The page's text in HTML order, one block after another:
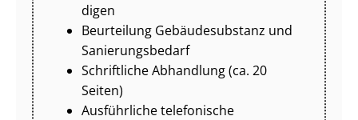
di­gen
Beurteilung Gebäudesubstanz und
Sa­nie­rungs­be­darf
Schriftliche Abhandlung (ca. 20
Seiten)
Ausführliche telefonische